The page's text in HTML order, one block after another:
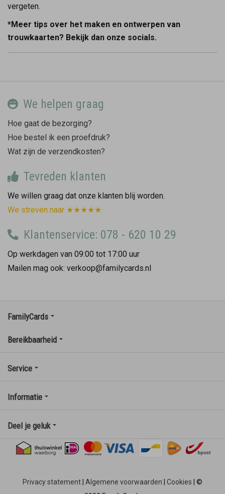
vergeten.
*Meer tips over het maken en ontwerpen van
trouwkaarten? Bekijk dan onze socials.
We helpen graag
Hoe gaat de bezorging?
Hoe bestel ik een proefdruk?
Wat zijn de verzendkosten?
Tevreden klanten
We willen graag dat onze klanten blij worden.
We streven naar ★★★★★.
Klantenservice: 078 - 620 10 29
Op werkdagen van 09:00 tot 17:00 uur
Mailen mag ook: verkoop@familycards.nl
FamilyCards
Bereikbaarheid
Service
Informatie
Deel je geluk
Privacy statement Algemene voorwaarden Cookies
©